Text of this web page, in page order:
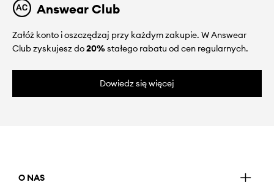
Answear Club
Załóż konto i oszczędzaj przy każdym zakupie. W Answear
Club zyskujesz do20%stałego rabatu od cen regularnych.
Dowiedz się więcej
O NAS